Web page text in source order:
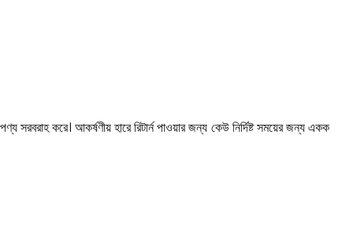
সরবরাহ করে। আকর্ষণীয় হারে রিটার্ন পাওয়ার জন্য কেউ নির্দিষ্ট সময়ের জন্য একক